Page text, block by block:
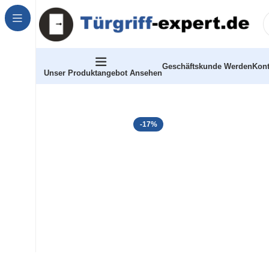
Unser Produktangebot Ansehen
Geschäftskunde Werden
-17%